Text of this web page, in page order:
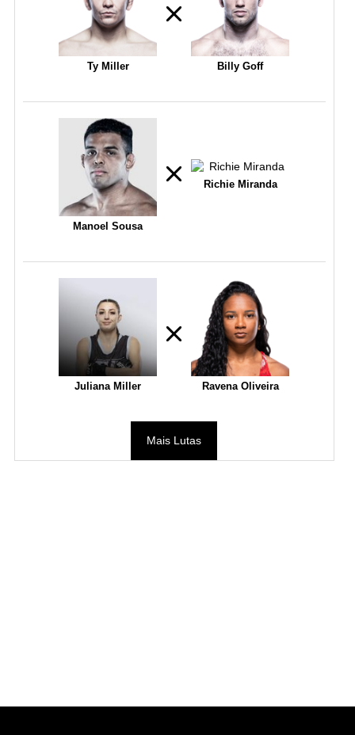
Ty Miller Billy Goff
Manoel Sousa
Richie Miranda
Juliana Miller Ravena Oliveira
Mais Lutas